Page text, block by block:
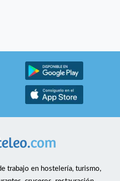
trabajo en hostelería, turismo,